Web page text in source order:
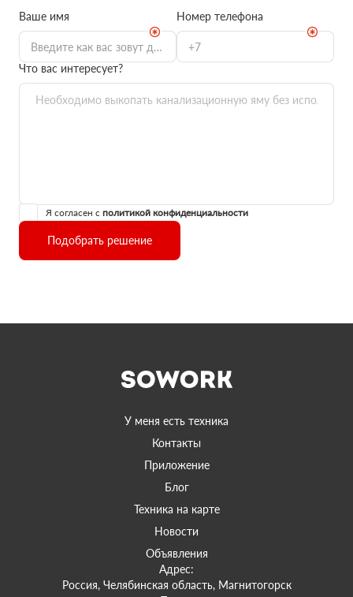
Ваше имя
Номер телефона
Что вас интересует?
Я согласен с политикой конфиденциальности
Подобрать решение
У меня есть техника
Контакты
Приложение
Блог
Техника на карте
Новости
Объявления
Адрес:
Россия, Челябинская область, Магнитогорск